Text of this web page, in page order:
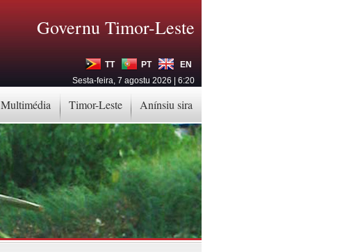
Multimédia Timor-Leste Anínsiu sira
Governu Timor-Leste
TT PT
EN
Sesta-feira, 7 agostu 2026 | 6:20